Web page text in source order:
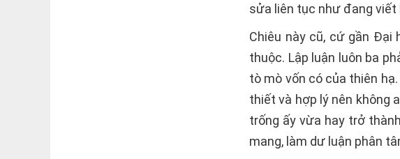
sửa liên tục như đang viết
Chiêu này cũ, cứ gần Đại
thuộc. Lập luận luôn ba
tò mò vốn có của thiên
thiết và hợp lý nên không
trống ấy vừa hay trở
mang, làm dư luận phân